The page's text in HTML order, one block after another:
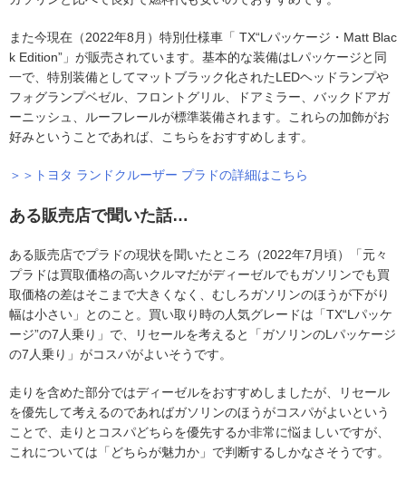
また今現在（2022年8月）特別仕様車「 TX“Lパッケージ・Matt Blac
k Edition”」が販売されています。基本的な装備はLパッケージと同
一で、特別装備としてマットブラック化されたLEDヘッドランプや
フォグランプベゼル、フロントグリル、ドアミラー、バックドアガ
ーニッシュ、ルーフレールが標準装備されます。これらの加飾がお
好みということであれば、こちらをおすすめします。
＞＞トヨタ ランドクルーザー プラドの詳細はこちら
ある販売店で聞いた話…
ある販売店でプラドの現状を聞いたところ（2022年7月頃）「元々
プラドは買取価格の高いクルマだがディーゼルでもガソリンでも買
取価格の差はそこまで大きくなく、むしろガソリンのほうが下がり
幅は小さい」とのこと。買い取り時の人気グレードは「TX“Lパッケ
ージ”の7人乗り」で、リセールを考えると「ガソリンのLパッケージ
の7人乗り」がコスパがよいそうです。
走りを含めた部分ではディーゼルをおすすめしましたが、リセール
を優先して考えるのであればガソリンのほうがコスパがよいという
ことで、走りとコスパどちらを優先するか非常に悩ましいですが、
これについては「どちらが魅力か」で判断するしかなさそうです。